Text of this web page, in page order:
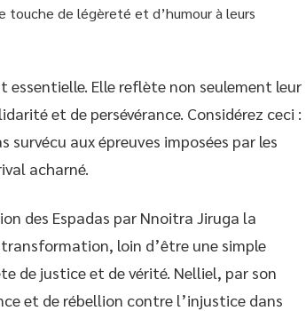
touche de légèreté et d’humour à leurs
Elle reflète non seulement leur
et de persévérance. Considérez ceci :
aux épreuves imposées par les
acharné.
des Espadas par Nnoitra Jiruga la
loin d’être une simple
de justice et de vérité. Nelliel, par son
et de rébellion contre l’injustice dans